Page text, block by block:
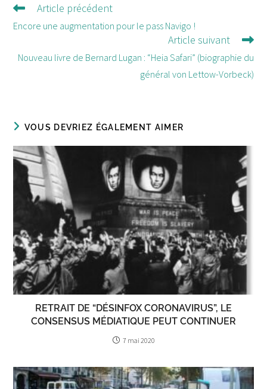
Lire
d'autres
Article précédent
Encore une augmentation pour le pass Navigo !
Article suivant
Nouveau livre de Bernard Lugan : “Heia Safari” (biographie du
général von Lettow-Vorbeck)
VOUS DEVRIEZ ÉGALEMENT AIMER
RETRAIT DE “DÉSINFOX CORONAVIRUS”, LE
CONSENSUS MÉDIATIQUE PEUT CONTINUER
7 mai 2020